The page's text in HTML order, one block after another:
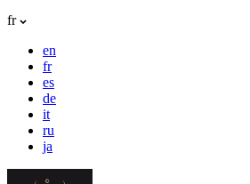
fr
en
fr
es
de
it
ru
ja